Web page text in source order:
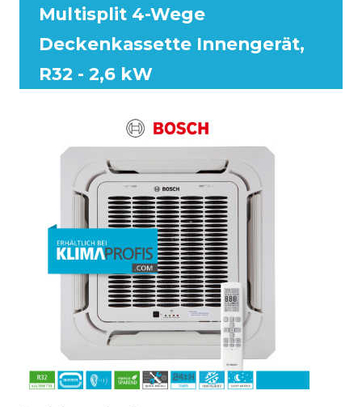
Multisplit 4-Wege
Deckenkassette Innengerät,
R32 - 2,6 kW